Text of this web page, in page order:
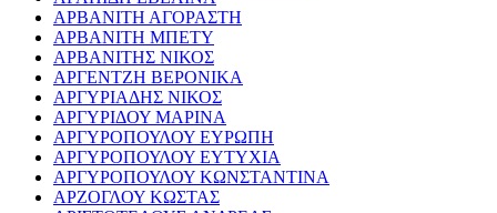
ΑΡΒΑΝΙΤΗ ΑΓΟΡΑΣΤΗ
ΑΡΒΑΝΙΤΗ ΜΠΕΤΥ
ΑΡΒΑΝΙΤΗΣ ΝΙΚΟΣ
ΑΡΓΕΝΤΖΗ ΒΕΡΟΝΙΚΑ
ΑΡΓΥΡΙΑΔΗΣ ΝΙΚΟΣ
ΑΡΓΥΡΙΔΟΥ ΜΑΡΙΝΑ
ΑΡΓΥΡΟΠΟΥΛΟΥ ΕΥΡΩΠΗ
ΑΡΓΥΡΟΠΟΥΛΟΥ ΕΥΤΥΧΙΑ
ΑΡΓΥΡΟΠΟΥΛΟΥ ΚΩΝΣΤΑΝΤΙΝΑ
ΑΡΖΟΓΛΟΥ ΚΩΣΤΑΣ